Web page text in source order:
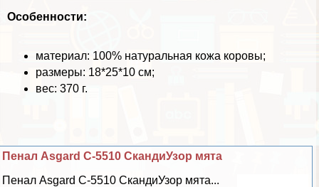
Особенности:
материал: 100% натуральная кожа коровы;
размеры: 18*25*10 см;
вес: 370 г.
Пенал Asgard С-5510 СкандиУзор мята
Пенал Asgard С-5510 СкандиУзор мята...